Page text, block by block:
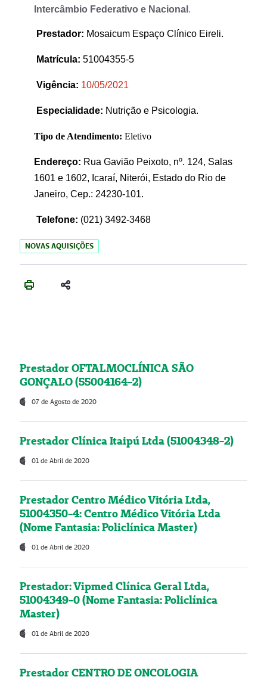
Intercâmbio Federativo e Nacional .
Prestador: Mosaicum Espaço Clínico Eireli.
Matrícula: 51004355-5
Vigência: 10/05/2021
Especialidade: Nutrição e Psicologia.
Tipo de Atendimento: Eletivo
Endereço: Rua Gavião Peixoto, nº. 124, Salas
1601 e 1602, Icaraí, Niterói, Estado do Rio de
Janeiro, Cep.: 24230-101.
Telefone: (021) 3492-3468
NOVAS AQUISIÇÕES
Prestador OFTALMOCLÍNICA SÃO
GONÇALO (55004164-2)
07 de Agosto de 2020
Prestador Clínica Itaipú Ltda (51004348-2)
01 de Abril de 2020
Prestador Centro Médico Vitória Ltda,
51004350-4: Centro Médico Vitória Ltda
(Nome Fantasia: Policlínica Master)
01 de Abril de 2020
Prestador: Vipmed Clínica Geral Ltda,
51004349-0 (Nome Fantasia: Policlínica
Master)
01 de Abril de 2020
Prestador CENTRO DE ONCOLOGIA